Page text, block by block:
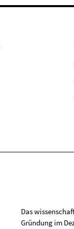
Das
Gründung im